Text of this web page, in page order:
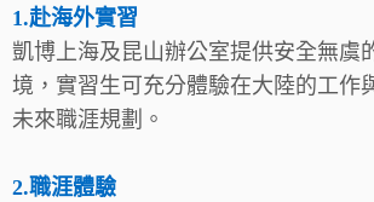
1.赴海外實習
凱博上海及昆山辦公室提供安全無虞
境，實習生可充分體驗在大陸的工作
未來職涯規劃。
2.職涯體驗